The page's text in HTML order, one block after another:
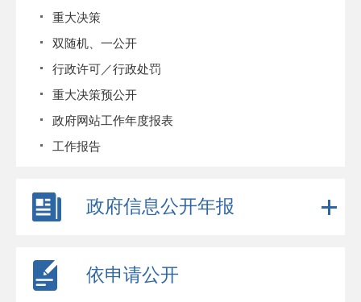
重大决策
双随机、一公开
行政许可／行政处罚
重大决策预公开
政府网站工作年度报表
工作报告
政府信息公开年报
依申请公开